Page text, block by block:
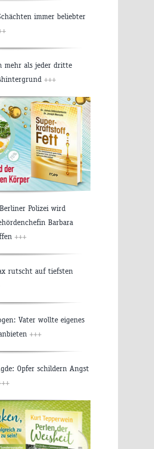
immer beliebter
mehr als jeder dritte
+++
Polizei wird
Barbara
+++
rutscht auf tiefsten
Vater wollte eigenes
+++
Opfer schildern Angst